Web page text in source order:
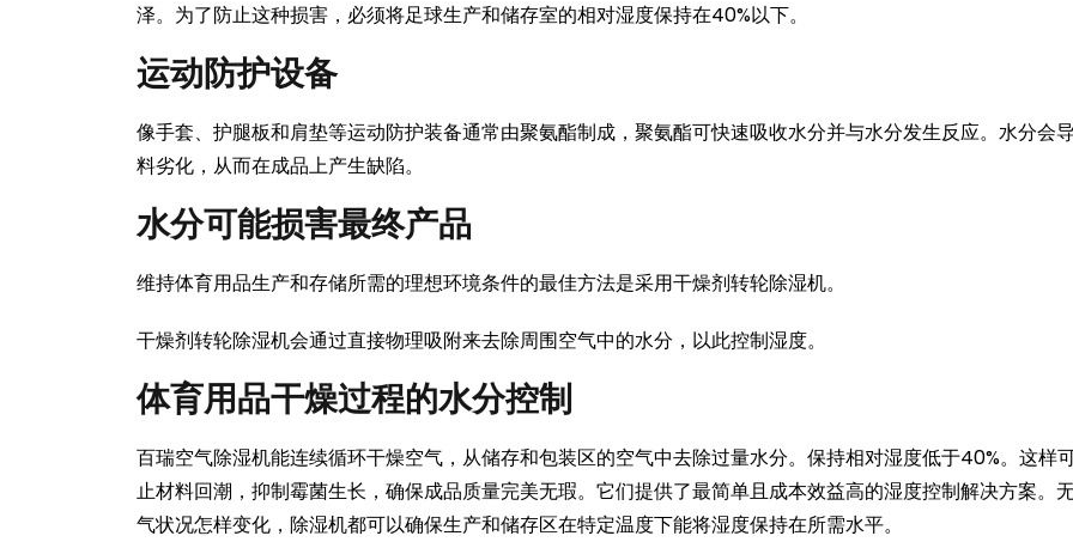
泽。为了防止这种损害，必须将足球生产和储存室的相对湿度保持在40%以下。
运动防护设备
像手套、护腿板和肩垫等运动防护装备通常由聚氨酯制成，聚氨酯可快速吸收水分并与水分发生反应。水分会
料劣化，从而在成品上产生缺陷。
水分可能损害最终产品
维持体育用品生产和存储所需的理想环境条件的最佳方法是采用干燥剂转轮除湿机。
干燥剂转轮除湿机会通过直接物理吸附来去除周围空气中的水分，以此控制湿度。
体育用品干燥过程的水分控制
百瑞空气除湿机能连续循环干燥空气，从储存和包装区的空气中去除过量水分。保持相对湿度低于40%。这样
止材料回潮，抑制霉菌生长，确保成品质量完美无瑕。它们提供了最简单且成本效益高的湿度控制解决方案。
气状况怎样变化，除湿机都可以确保生产和储存区在特定温度下能将湿度保持在所需水平。